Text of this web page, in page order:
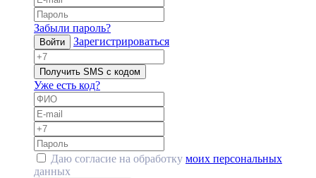
Забыли пароль?
Войти Зарегистрироваться
Получить SMS с кодом
Уже есть код?
Даю согласие на обработку моих персональных
данных